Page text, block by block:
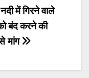
में गिरने वाले
बंद करने की
मांग